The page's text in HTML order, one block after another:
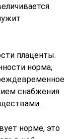
плаценты.
норма,
снабжения
норме, это